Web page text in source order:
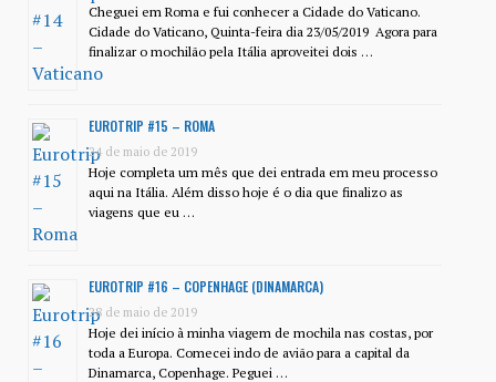
Cheguei em Roma e fui conhecer a Cidade do Vaticano.
Cidade do Vaticano, Quinta-feira dia 23/05/2019 Agora para
finalizar o mochilão pela Itália aproveitei dois …
EUROTRIP #15 – ROMA
24 de maio de 2019
Hoje completa um mês que dei entrada em meu processo
aqui na Itália. Além disso hoje é o dia que finalizo as
viagens que eu …
EUROTRIP #16 – COPENHAGE (DINAMARCA)
28 de maio de 2019
Hoje dei início à minha viagem de mochila nas costas, por
toda a Europa. Comecei indo de avião para a capital da
Dinamarca, Copenhage. Peguei …